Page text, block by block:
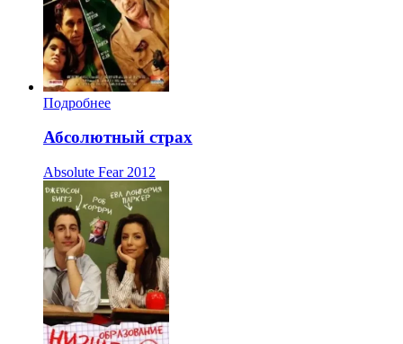
Подробнее
Абсолютный страх
Absolute Fear 2012